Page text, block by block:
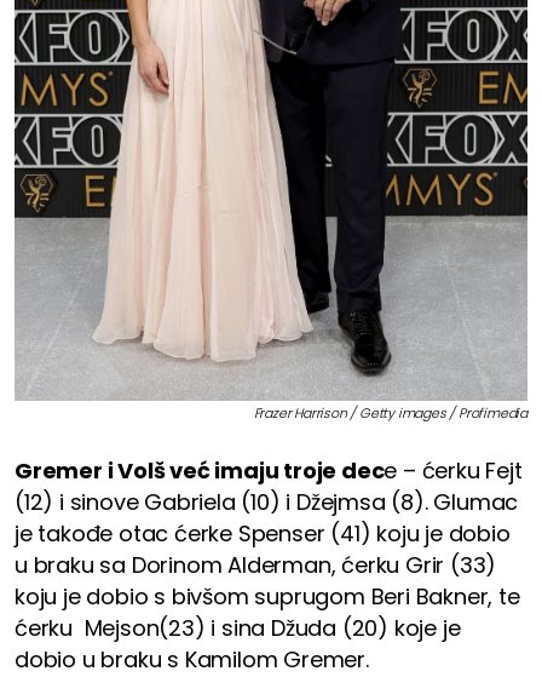
Frazer Harrison / Getty images / Profimedia
Gremer i Volš već imaju troje dece – ćerku Fejt
(12) i sinove Gabriela (10) i Džejmsa (8). Glumac
je takođe otac ćerke Spenser (41) koju je dobio
u braku sa Dorinom Alderman, ćerku Grir (33)
koju je dobio s bivšom suprugom Beri Bakner, te
ćerku Mejson(23) i sina Džuda (20) koje je
dobio u braku s Kamilom Gremer.